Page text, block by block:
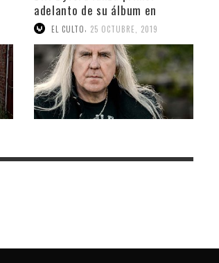
adelanto de su álbum en
solitario
EL CULTO 25 OCTUBRE, 2019